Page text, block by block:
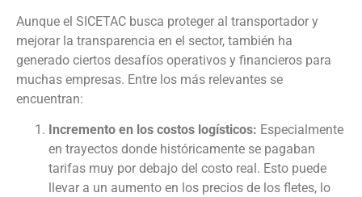
Aunque el SICETAC busca proteger al transportador y
mejorar la transparencia en el sector, también ha
generado ciertos desafíos operativos y financieros para
muchas empresas. Entre los más relevantes se
encuentran:
Incremento en los costos logísticos: Especialmente
en trayectos donde históricamente se pagaban
tarifas muy por debajo del costo real. Esto puede
llevar a un aumento en los precios de los fletes, lo